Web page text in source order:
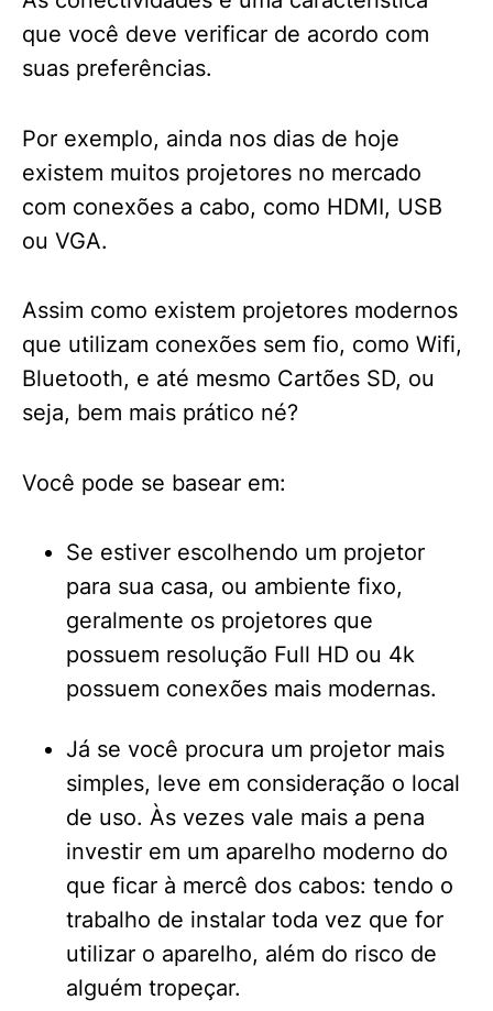
que você deve verificar de acordo com
suas preferências.
Por exemplo, ainda nos dias de hoje
existem muitos projetores no mercado
com conexões a cabo, como HDMI, USB
ou VGA.
Assim como existem projetores modernos
que utilizam conexões sem fio, como Wifi,
Bluetooth, e até mesmo Cartões SD, ou
seja, bem mais prático né?
Você pode se basear em:
Se estiver escolhendo um projetor
para sua casa, ou ambiente fixo,
geralmente os projetores que
possuem resolução Full HD ou 4k
possuem conexões mais modernas.
Já se você procura um projetor mais
simples, leve em consideração o local
de uso. Às vezes vale mais a pena
investir em um aparelho moderno do
que ficar à mercê dos cabos: tendo o
trabalho de instalar toda vez que for
utilizar o aparelho, além do risco de
alguém tropeçar.